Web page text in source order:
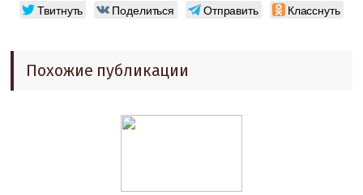
Твитнуть Поделиться Отправить Класснуть
Похожие публикации